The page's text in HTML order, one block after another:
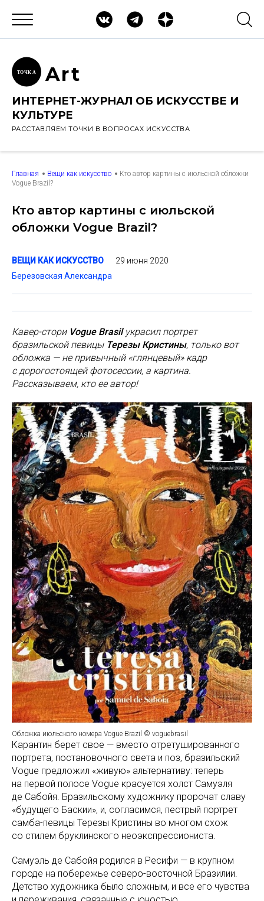
ТОЧК А Art
ИНТЕРНЕТ-ЖУРНАЛ ОБ ИСКУССТВЕ И
КУЛЬТУРЕ
РАССТАВЛЯЕМ ТОЧКИ В ВОПРОСАХ ИСКУССТВА
Главная Вещи как искусство
Кто автор картины с июльской обложки
Vogue Brazil?
Кто автор картины с июльской
обложки Vogue Brazil?
ВЕЩИ КАК ИСКУССТВО
29 июня 2020
Березовская Александра
Кавер-стори Vogue Brasil украсил портрет
бразильской певицы Терезы Кристины, только вот
обложка — не привычный «глянцевый» кадр
с дорогостоящей фотосессии, а картина.
Рассказываем, кто ее автор!
Обложка июльского номера Vogue Brazil © voguebrasil
Карантин берет свое — вместо отретушированного
портрета, постановочного света и поз, бразильский
Vogue предложил «живую» альтернативу: теперь
на первой полосе Vogue красуется холст Самуэля
де Сабойя. Бразильскому художнику пророчат славу
«будущего Баскии», и, согласимся, пестрый портрет
самба-певицы Терезы Кристины во многом схож
со стилем бруклинского неоэкспрессиониста.
Самуэль де Сабойя родился в Ресифи — в крупном
городе на побережье северо-восточной Бразилии.
Детство художника было сложным, и все его чувства